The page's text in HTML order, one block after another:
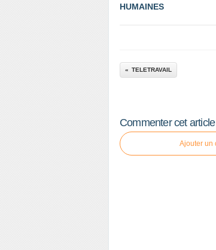
HUMAINES
TELETRAVAIL
Commenter cet article
Ajouter un